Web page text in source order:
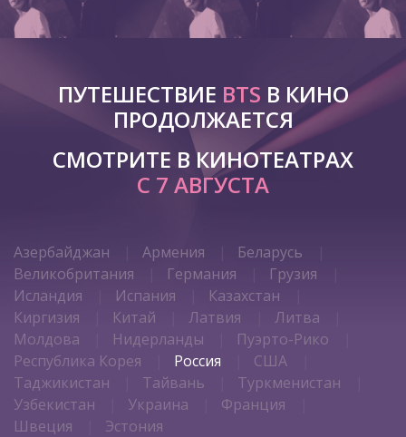
ПУТЕШЕСТВИЕ BTS В КИНО
ПРОДОЛЖАЕТСЯ
СМОТРИТЕ В КИНОТЕАТРАХ
С 7 АВГУСТА
Азербайджан Армения
Беларусь
Великобритания
Германия
Грузия
Исландия
Испания
Казахстан
Киргизия
Китай Латвия
Литва
Молдова
Нидерланды
Пуэрто-Рико
Республика Корея
Россия
США
Таджикистан
Тайвань
Туркменистан
Узбекистан
Украина
Франция
Швеция
Эстония